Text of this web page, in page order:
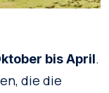
bis April.
die die